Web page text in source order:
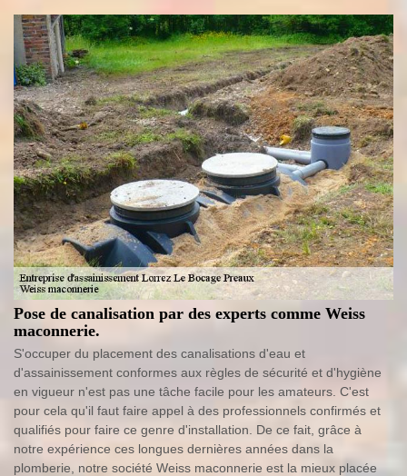
Pose de canalisation par des experts comme Weiss
maconnerie.
S'occuper du placement des canalisations d'eau et
d'assainissement conformes aux règles de sécurité et d'hygiène
en vigueur n'est pas une tâche facile pour les amateurs. C'est
pour cela qu'il faut faire appel à des professionnels confirmés et
qualifiés pour faire ce genre d'installation. De ce fait, grâce à
notre expérience ces longues dernières années dans la
plomberie, notre société Weiss maconnerie est la mieux placée